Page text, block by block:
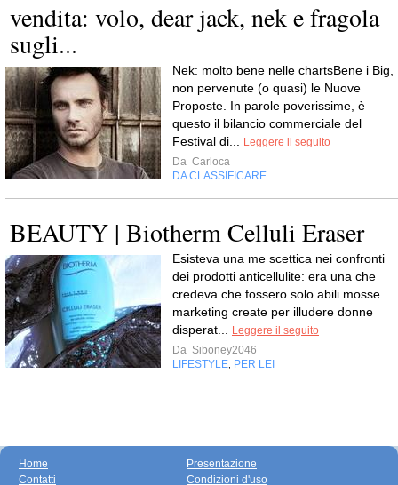
vendita: volo, dear jack, nek e fragola
sugli...
Nek: molto bene nelle chartsBene i Big,
non pervenute (o quasi) le Nuove
Proposte. In parole poverissime, è
questo il bilancio commerciale del
Festival di...
Leggere il seguito
Da Carloca
DA CLASSIFICARE
BEAUTY | Biotherm Celluli Eraser
Esisteva una me scettica nei confronti
dei prodotti anticellulite: era una che
credeva che fossero solo abili mosse
marketing create per illudere donne
disperat...
Leggere il seguito
Da Siboney2046
LIFESTYLE PER LEI
Home
Contatti
Presentazione
Condizioni d'uso